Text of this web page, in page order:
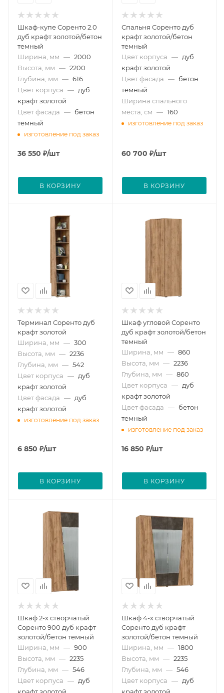
Шкаф-купе Соренто 2.0
дуб крафт золотой/бетон
темный
Ширина, мм — 2000
Высота, мм — 2200
Глубина, мм — 616
Цвет корпуса — дуб
крафт золотой
Цвет фасада — бетон
темный
изготовление под заказ
36 550 ₽/шт
В КОРЗИНУ
Спальня Соренто дуб
крафт золотой/бетон
темный
Цвет корпуса — дуб
крафт золотой
Цвет фасада — бетон
темный
Ширина спального
места, см — 160
изготовление под заказ
60 700 ₽/шт
В КОРЗИНУ
Терминал Соренто дуб
крафт золотой
Ширина, мм — 300
Высота, мм — 2236
Глубина, мм — 542
Цвет корпуса — дуб
крафт золотой
Цвет фасада — дуб
крафт золотой
изготовление под заказ
6 850 ₽/шт
В КОРЗИНУ
Шкаф угловой Соренто
дуб крафт золотой/бетон
темный
Ширина, мм — 860
Высота, мм — 2236
Глубина, мм — 860
Цвет корпуса — дуб
крафт золотой
Цвет фасада — бетон
темный
изготовление под заказ
16 850 ₽/шт
В КОРЗИНУ
Шкаф 2-х створчатый
Соренто 900 дуб крафт
золотой/бетон темный
Ширина, мм — 900
Высота, мм — 2235
Глубина, мм — 546
Цвет корпуса — дуб
Шкаф 4-х створчатый
Соренто дуб крафт
золотой/бетон темный
Ширина, мм — 1800
Высота, мм — 2235
Глубина, мм — 546
Цвет корпуса — дуб